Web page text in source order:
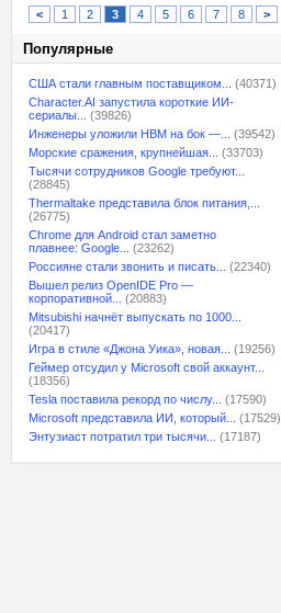
< 1 2 3 4 5 6 7 8 >
Популярные
США стали главным поставщиком...
(40371)
Character.AI запустила короткие ИИ-
сериалы...
(39826)
Инженеры уложили HBM на бок —...
(39542)
Морские сражения, крупнейшая...
(33703)
Тысячи сотрудников Google требуют...
(28845)
Thermaltake представила блок питания,...
(26775)
Chrome для Android стал заметно
плавнее: Google...
(23262)
Россияне стали звонить и писать...
(22340)
Вышел релиз OpenIDE Pro —
корпоративной...
(20883)
Mitsubishi начнёт выпускать по 1000...
(20417)
Игра в стиле «Джона Уика», новая...
(19256)
Геймер отсудил у Microsoft свой аккаунт...
(18356)
Tesla поставила рекорд по числу...
(17590)
Microsoft представила ИИ, который...
(17529)
Энтузиаст потратил три тысячи...
(17187)